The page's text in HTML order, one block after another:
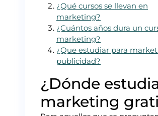
¿Qué cursos se llevan en
marketing?
¿Cuántos años dura un
marketing?
¿Que estudiar para
publicidad?
¿Dónde
marketing